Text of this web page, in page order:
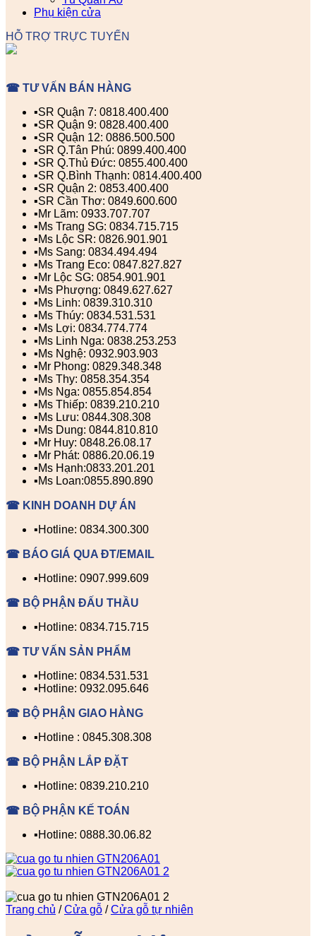
Phụ kiện cửa
HỖ TRỢ TRỰC TUYẾN
☎ TƯ VẤN BÁN HÀNG
▪️SR Quận 7: 0818.400.400
▪️SR Quận 9: 0828.400.400
▪️SR Quận 12: 0886.500.500
▪️SR Q.Tân Phú: 0899.400.400
▪️SR Q.Thủ Đức: 0855.400.400
▪️SR Q.Bình Thạnh: 0814.400.400
▪️SR Quận 2: 0853.400.400
▪️SR Cần Thơ: 0849.600.600
▪️Mr Lãm: 0933.707.707
▪️Ms Trang SG: 0834.715.715
▪️Ms Lộc SR: 0826.901.901
▪️Ms Sang: 0834.494.494
▪️Ms Trang Eco: 0847.827.827
▪️Mr Lộc SG: 0854.901.901
▪️Ms Phượng: 0849.627.627
▪️Ms Linh: 0839.310.310
▪️Ms Thúy: 0834.531.531
▪️Ms Lợi: 0834.774.774
▪️Ms Linh Nga: 0838.253.253
▪️Ms Nghệ: 0932.903.903
▪️Mr Phong: 0829.348.348
▪️Ms Thy: 0858.354.354
▪️Ms Nga: 0855.854.854
▪️Ms Thiếp: 0839.210.210
▪️Ms Lưu: 0844.308.308
▪️Ms Dung: 0844.810.810
▪️Mr Huy: 0848.26.08.17
▪️Mr Phát: 0886.20.06.19
▪️Ms Hạnh:0833.201.201
▪️Ms Loan:0855.890.890
☎ KINH DOANH DỰ ÁN
▪️Hotline: 0834.300.300
☎ BÁO GIÁ QUA ĐT/EMAIL
▪️Hotline: 0907.999.609
☎ BỘ PHẬN ĐẤU THẦU
▪️Hotline: 0834.715.715
☎ TƯ VẤN SẢN PHẨM
▪️Hotline: 0834.531.531
▪️Hotline: 0932.095.646
☎ BỘ PHẬN GIAO HÀNG
▪️Hotline : 0845.308.308
☎ BỘ PHẬN LẮP ĐẶT
▪️Hotline: 0839.210.210
☎ BỘ PHẬN KẾ TOÁN
▪️Hotline: 0888.30.06.82
Trang chủ / Cửa gỗ / Cửa gỗ tự nhiên